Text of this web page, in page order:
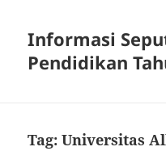
Informasi
Pendidikan
Tag:Universitas